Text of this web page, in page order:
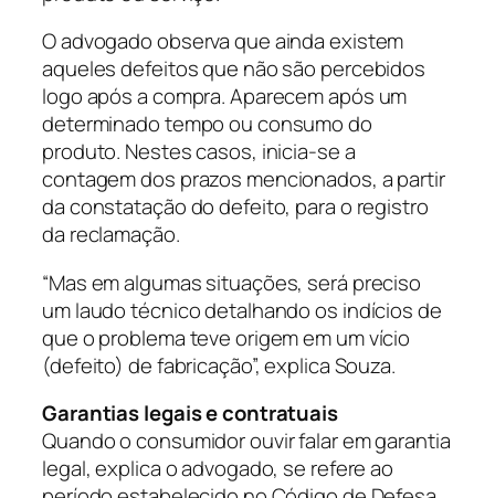
O advogado observa que ainda existem
aqueles defeitos que não são percebidos
logo após a compra. Aparecem após um
determinado tempo ou consumo do
produto. Nestes casos, inicia-se a
contagem dos prazos mencionados, a partir
da constatação do defeito, para o registro
da reclamação.
“Mas em algumas situações, será preciso
um laudo técnico detalhando os indícios de
que o problema teve origem em um vício
(defeito) de fabricação”, explica Souza.
Garantias legais e contratuais
Quando o consumidor ouvir falar em garantia
legal, explica o advogado, se refere ao